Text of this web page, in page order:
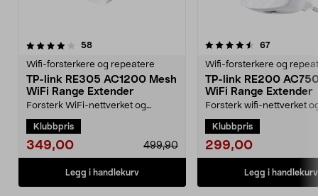
58anmeldelser
Wifi-forsterkere og repeatere
TP-link RE305 AC1200 Mesh
WiFi Range Extender
Forsterk WiFi-nettverket og
pc-er, nettbrett m.m....
Klubbpris
349,00 499,90
Legg i handlekurv
4.5 av 5 stjerner 67
Wifi-forsterkere og
TP-link RE200
WiFi Range Extender
Forsterk wifi-nettverket
pc-er, nettbrett m.m....
Klubbpris
299,00
Legg i handlekurv
4.0 av 5 stjerner